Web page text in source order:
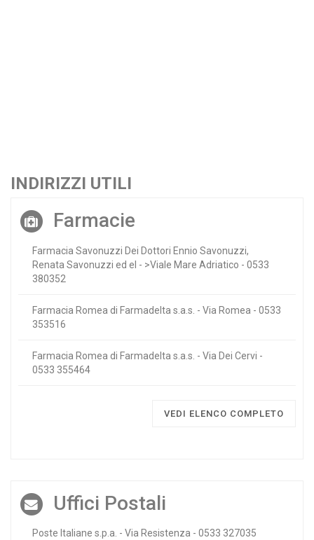
INDIRIZZI UTILI
Farmacie
Farmacia Savonuzzi Dei Dottori Ennio Savonuzzi,
Renata Savonuzzi ed el - >Viale Mare Adriatico - 0533
380352
Farmacia Romea di Farmadelta s.a.s. - Via Romea - 0533
353516
Farmacia Romea di Farmadelta s.a.s. - Via Dei Cervi -
0533 355464
VEDI ELENCO COMPLETO
Uffici Postali
Poste Italiane s.p.a. - Via Resistenza - 0533 327035